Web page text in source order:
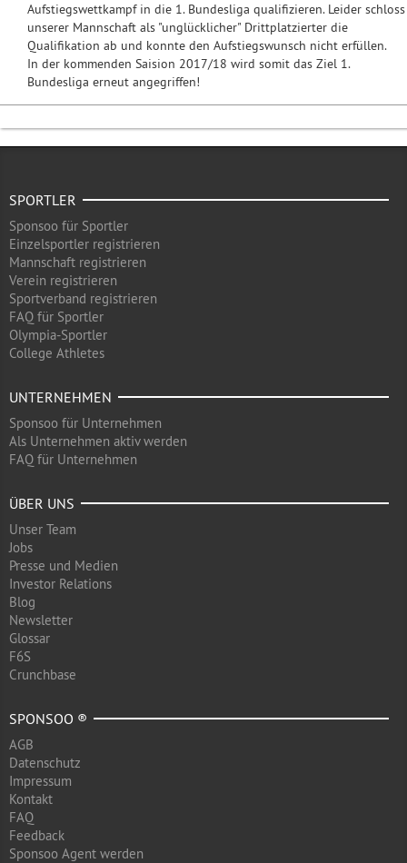
Aufstiegswettkampf in die 1. Bundesliga qualifizieren. Leider schloss
unserer Mannschaft als "unglücklicher" Drittplatzierter die
Qualifikation ab und konnte den Aufstiegswunsch nicht erfüllen.
In der kommenden Saision 2017/18 wird somit das Ziel 1.
Bundesliga erneut angegriffen!
SPORTLER
Sponsoo für Sportler
Einzelsportler registrieren
Mannschaft registrieren
Verein registrieren
Sportverband registrieren
FAQ für Sportler
Olympia-Sportler
College Athletes
UNTERNEHMEN
Sponsoo für Unternehmen
Als Unternehmen aktiv werden
FAQ für Unternehmen
ÜBER UNS
Unser Team
Jobs
Presse und Medien
Investor Relations
Blog
Newsletter
Glossar
F6S
Crunchbase
SPONSOO ®
AGB
Datenschutz
Impressum
Kontakt
FAQ
Feedback
Sponsoo Agent werden